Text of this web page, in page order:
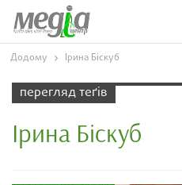
Додому Ірина Біскуб
перегляд теґів
Ірина Біскуб